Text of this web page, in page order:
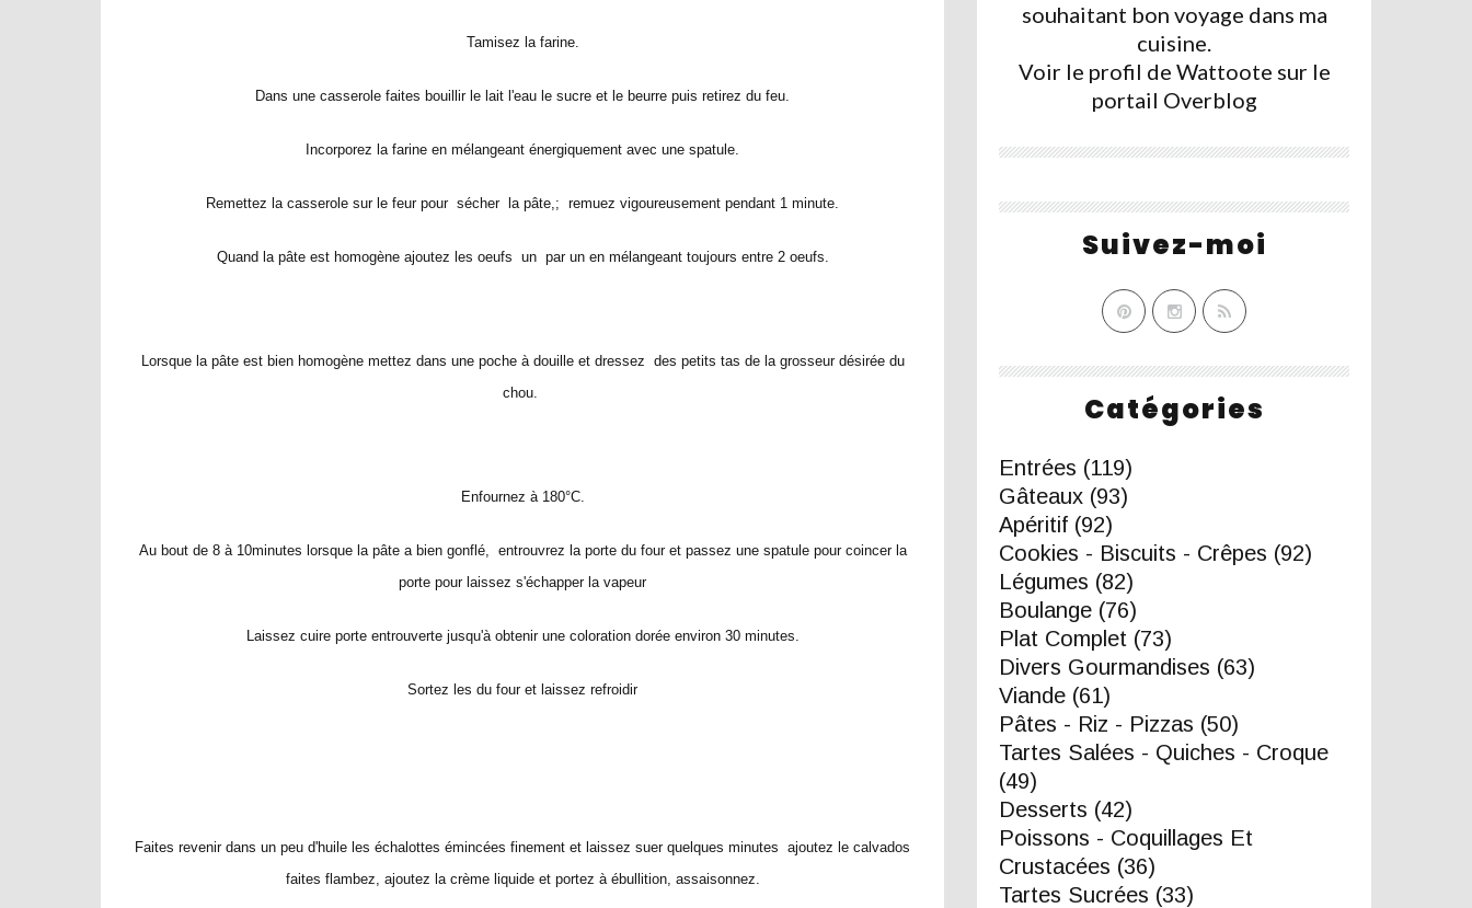
Tamisez la farine.
Dans une casserole faites bouillir le lait l'eau le sucre et le beurre puis retirez du feu.
Incorporez la farine en mélangeant énergiquement avec une spatule.
Remettez la casserole sur le feur pour sécher la pâte,; remuez vigoureusement pendant 1 minute.
Quand la pâte est homogène ajoutez les oeufs un par un en mélangeant toujours entre 2 oeufs.
Lorsque la pâte est bien homogène mettez dans une poche à douille et dressez des petits tas de la grosseur désirée du
chou.
Enfournez à 180°C.
Au bout de 8 à 10minutes lorsque la pâte a bien gonflé, entrouvrez la porte du four et passez une spatule pour coincer la
porte pour laissez s'échapper la vapeur
Laissez cuire porte entrouverte jusqu'à obtenir une coloration dorée environ 30 minutes.
Sortez les du four et laissez refroidir
Faites revenir dans un peu d'huile les échalottes émincées finement et laissez suer quelques minutes ajoutez le calvados
faites flambez, ajoutez la crème liquide et portez à ébullition, assaisonnez.
Catégories
Entrées (119)
Gâteaux (93)
Apéritif (92)
Cookies - Biscuits - Crêpes (92)
Légumes (82)
Boulange (76)
Plat Complet (73)
Divers Gourmandises (63)
Viande (61)
Pâtes - Riz - Pizzas (50)
Tartes Salées - Quiches - Croque
(49)
Desserts (42)
Poissons - Coquillages Et
Crustacées (36)
Tartes Sucrées (33)
souhaitant bon voyage dans ma
cuisine.
Voir le profil de Wattoote sur le
portail Overblog
Suivez-moi